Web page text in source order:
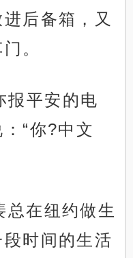
后备箱，又
。
报平安的电
“你?中文
总在纽约做生
时间的生活